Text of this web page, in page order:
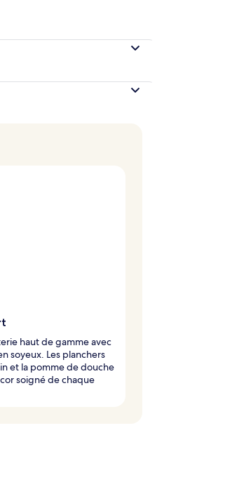
haut de gamme avec
soyeux. Les planchers
et la pomme de douche
soigné de chaque